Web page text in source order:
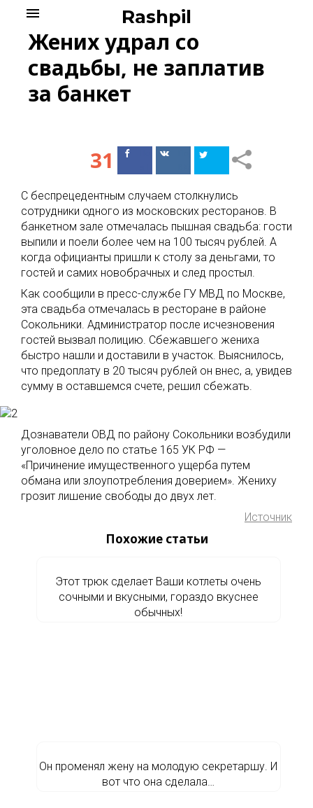
content
Rashpil
menu
Жених удрал со
свадьбы, не заплатив
за банкет
31
ПоделитьсяПоделиться
С беспрецедентным случаем столкнулись
сотрудники одного из московских ресторанов. В
банкетном зале отмечалась пышная свадьба: гости
выпили и поели более чем на 100 тысяч рублей. А
когда официанты пришли к столу за деньгами, то
гостей и самих новобрачных и след простыл.
Как сообщили в пресс-службе ГУ МВД по Москве,
эта свадьба отмечалась в ресторане в районе
Сокольники. Администратор после исчезновения
гостей вызвал полицию. Сбежавшего жениха
быстро нашли и доставили в участок. Выяснилось,
что предоплату в 20 тысяч рублей он внес, а, увидев
сумму в оставшемся счете, решил сбежать.
Дознаватели ОВД по району Сокольники возбудили
уголовное дело по статье 165 УК РФ —
«Причинение имущественного ущерба путем
обмана или злоупотребления доверием». Жениху
грозит лишение свободы до двух лет.
Источник
Похожие статьи
Этот трюк сделает Ваши котлеты очень
сочными и вкусными, гораздо вкуснее
обычных!
Он променял жену на молодую секретаршу. И
вот что она сделала…